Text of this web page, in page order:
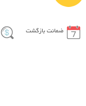
ضمانت بازگشت